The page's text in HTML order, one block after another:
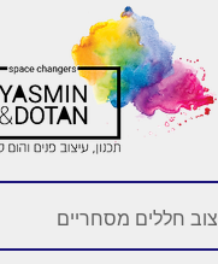
חללים מסחריים